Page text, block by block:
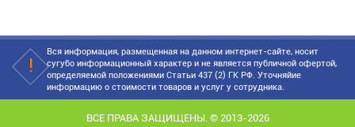
Вся информация, размещенная на данном интернет-сайте, носит
сугубо информационный характер и не является публичной офертой,
определяемой положениями Статьи 437 (2) ГК РФ. Уточняйие
информацию о стоимости товаров и услуг у сотрудника.
ВСЕ ПРАВА ЗАЩИЩЕНЫ. © 2013-2026